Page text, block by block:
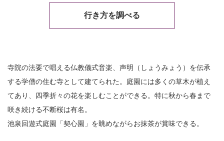
行き方を調べる
寺院の法要で唱える仏教儀式音楽、声明（しょうみょう）を伝承
する学僧の住む寺として建てられた。庭園には多くの草木が植え
てあり、四季折々の花を楽しむことができる。特に秋から春まで
咲き続ける不断桜は有名。
池泉回遊式庭園「契心園」を眺めながらお抹茶が賞味できる。